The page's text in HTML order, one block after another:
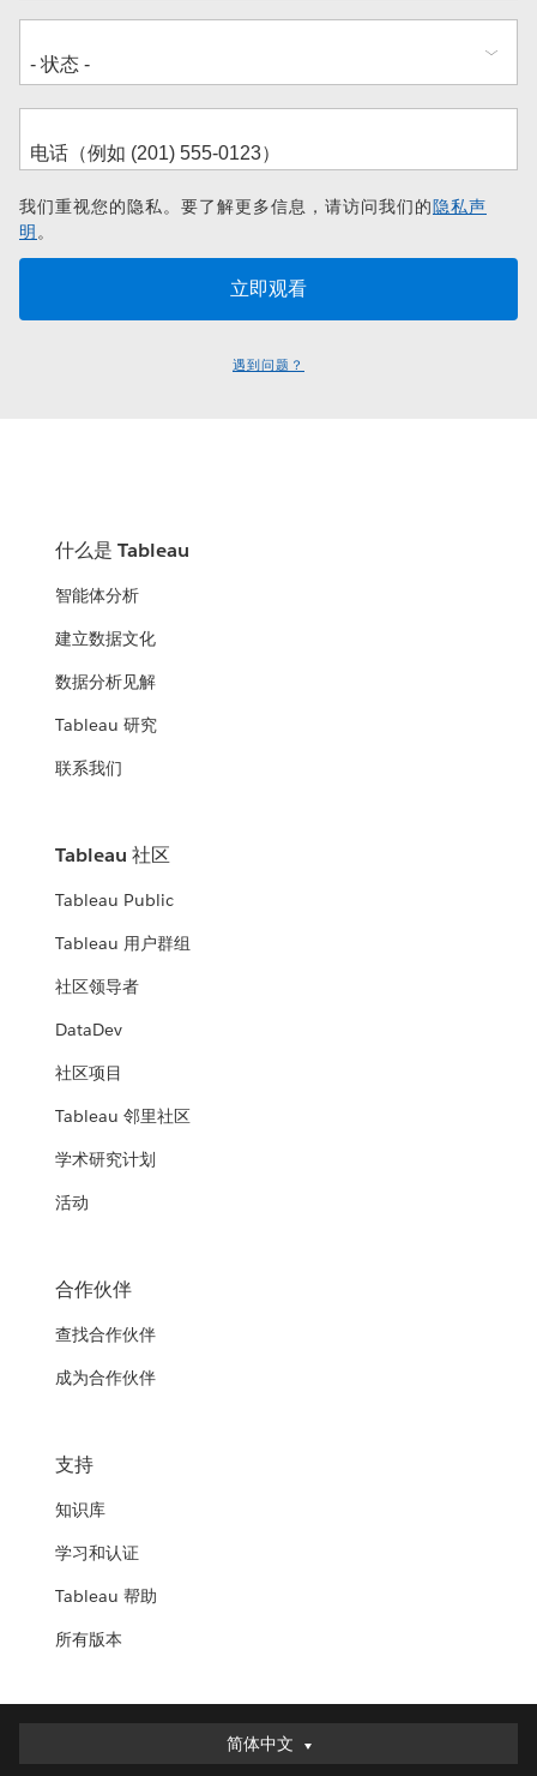
我们重视您的隐私。要了解更多信息，请访问我们的隐私声
明。
遇到问题？
什么是 Tableau
智能体分析
建立数据文化
数据分析见解
Tableau 研究
联系我们
Tableau 社区
Tableau Public
Tableau 用户群组
社区领导者
DataDev
社区项目
Tableau 邻里社区
学术研究计划
活动
合作伙伴
查找合作伙伴
成为合作伙伴
支持
知识库
学习和认证
Tableau 帮助
所有版本
简体中文
简体中文